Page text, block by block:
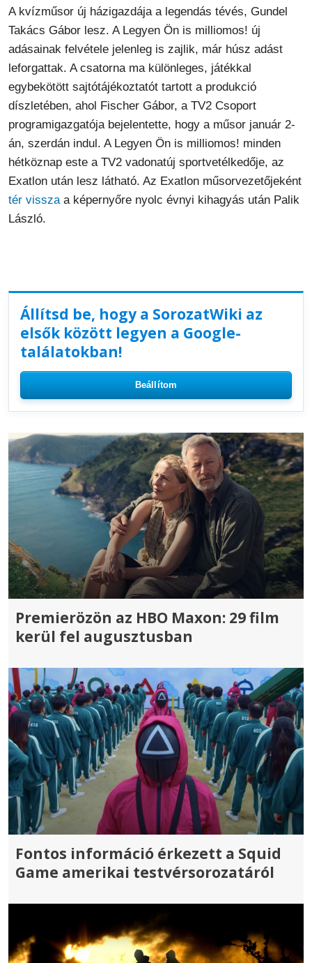
A kvízműsor új házigazdája a legendás tévés, Gundel
Takács Gábor lesz. A Legyen Ön is milliomos! új
adásainak felvétele jelenleg is zajlik, már húsz adást
leforgattak. A csatorna ma különleges, játékkal
egybekötött sajtótájékoztatót tartott a produkció
díszletében, ahol Fischer Gábor, a TV2 Csoport
programigazgatója bejelentette, hogy a műsor január 2-
án, szerdán indul. A Legyen Ön is milliomos! minden
hétköznap este a TV2 vadonatúj sportvetélkedője, az
Exatlon után lesz látható. Az Exatlon műsorvezetőjeként
tér vissza a képernyőre nyolc évnyi kihagyás után Palik
László.
Állítsd be, hogy a SorozatWiki az
elsők között legyen a Google-
találatokban!
Beállítom
Premierözön az HBO Maxon: 29 film
kerül fel augusztusban
Fontos információ érkezett a Squid
Game amerikai testvérsorozatáról